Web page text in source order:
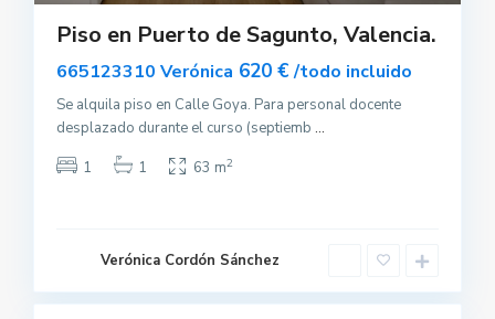
Piso en Puerto de Sagunto, Valencia.
665123310 Verónica 620 €/todo incluido
Se alquila piso en Calle Goya. Para personal docente
desplazado durante el curso (septiemb ...
1
1 63 m2
Verónica Cordón Sánchez
o
t
d
t